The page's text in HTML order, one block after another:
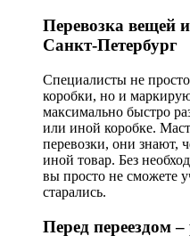
Перевозка вещей
Санкт-Петербург
Специалисты не
коробки, но и
максимально быстро
или иной коробке.
перевозки, они знают,
иной товар. Без
вы просто не сможете
старались.
Перед переездом